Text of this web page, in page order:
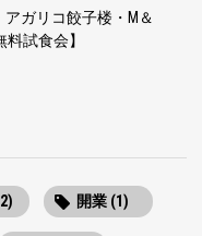
アガリコ餃子楼・M＆
料試食会】
開業 (1)